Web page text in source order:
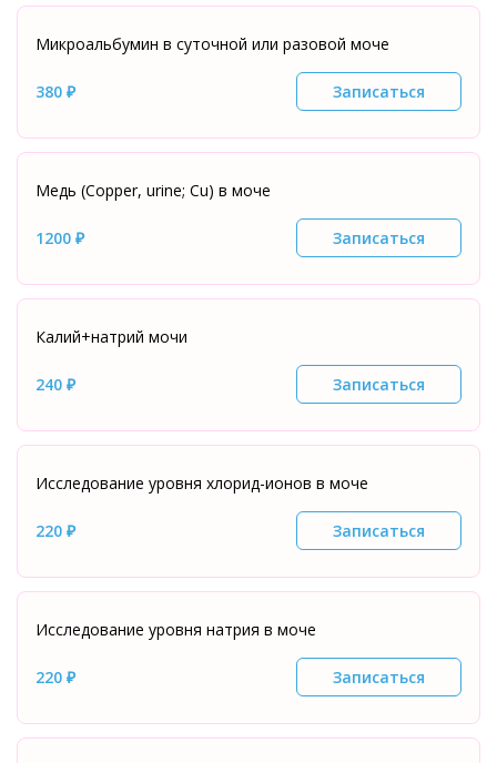
Микроальбумин в суточной или разовой моче
380 ₽ Записаться
Медь (Copper, urine; Cu) в моче
1200 ₽ Записаться
Калий+натрий мочи
240 ₽ Записаться
Исследование уровня хлорид-ионов в моче
220 ₽ Записаться
Исследование уровня натрия в моче
220 ₽ Записаться